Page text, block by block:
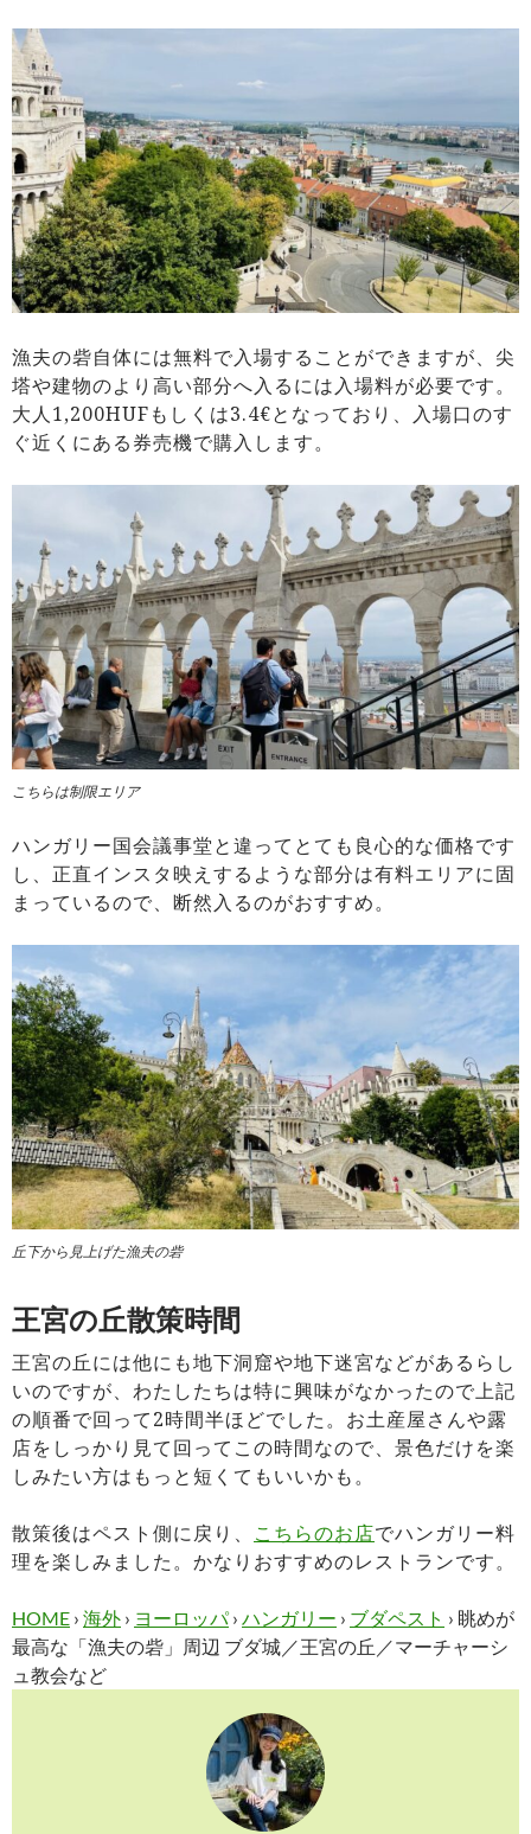
漁夫の砦自体には無料で入場することができますが、尖
塔や建物のより高い部分へ入るには入場料が必要です。
大人1,200HUFもしくは3.4€となっており、入場口のす
ぐ近くにある券売機で購入します。
こちらは制限エリア
ハンガリー国会議事堂と違ってとても良心的な価格です
し、正直インスタ映えするような部分は有料エリアに固
まっているので、断然入るのがおすすめ。
丘下から見上げた漁夫の砦
王宮の丘散策時間
王宮の丘には他にも地下洞窟や地下迷宮などがあるらし
いのですが、わたしたちは特に興味がなかったので上記
の順番で回って2時間半ほどでした。お土産屋さんや露
店をしっかり見て回ってこの時間なので、景色だけを楽
しみたい方はもっと短くてもいいかも。
散策後はペスト側に戻り、 こちらのお店でハンガリー料
理を楽しみました。かなりおすすめのレストランです。
HOME › 海外 › ヨーロッパ › ハンガリー › ブダペスト › 眺めが
最高な「漁夫の砦」周辺 ブダ城／王宮の丘／マーチャーシ
ュ教会など